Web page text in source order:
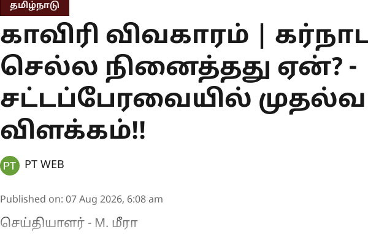
தமிழ்நாடு
காவிரி விவகாரம் |
செல்ல நினைத்தது ஏன்? -
சட்டப்பேரவையில்
விளக்கம்!!
PT WEB
Published on: 07 Aug 2026, 6:08 am
செய்தியாளர் - M. மீரா